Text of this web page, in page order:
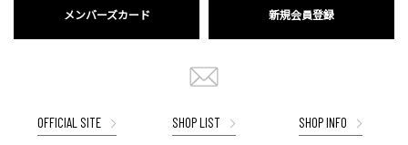
メンバーズカード 新規会員登録
OFFICIAL SITE SHOP LIST SHOP INFO